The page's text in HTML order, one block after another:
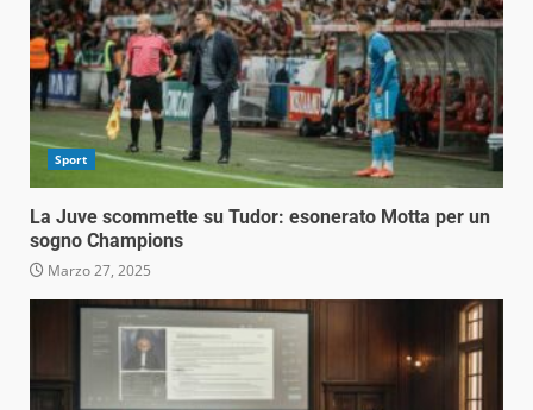
Sport
La Juve scommette su Tudor: esonerato Motta per un
sogno Champions
Marzo 27, 2025